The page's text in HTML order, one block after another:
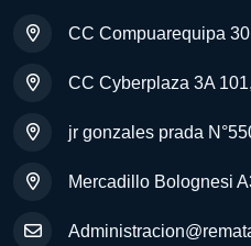
CC Compuarequipa
CC Cyberplaza 3A
jr gonzales prada
Mercadillo Bolognesi